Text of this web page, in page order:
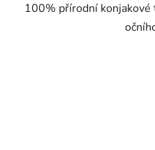
100% přírodní